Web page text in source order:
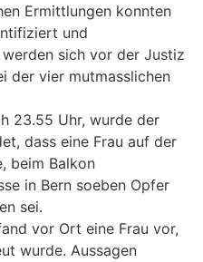
Ermittlungen konnten
und
sich vor der Justiz
der vier mutmasslichen
23.55 Uhr, wurde der
dass eine Frau auf der
beim Balkon
in Bern soeben Opfer
sei.
vor Ort eine Frau vor,
wurde. Aussagen